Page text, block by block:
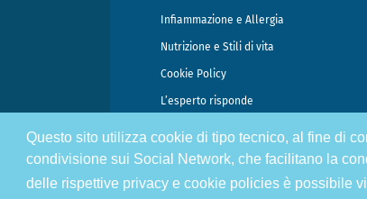
Questo sito utilizza cookie di tipo tecnico, al fine di
condivisione sui Social Network, che facilitano la
delle rispettive privacy e cookie policies è possibile
Infiammazione e Allergia
Nutrizione e Stili di vita
Cookie Policy
L’esperto risponde
@2026 - Gek Srl, P.IVA 07333890965 - Direzione Scientifica